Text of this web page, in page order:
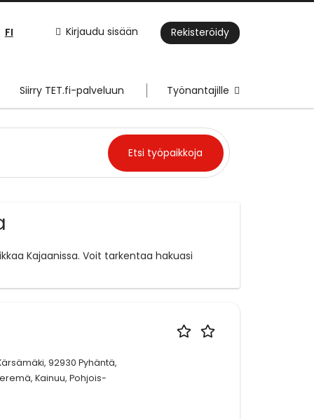
Kirjaudu sisään Rekisteröidy
FI
Siirry TET.fi-palveluun Työnantajille
Kajaanissa. Voit tarkentaa hakuasi
92930 Pyhäntä,
Kainuu, Pohjois-